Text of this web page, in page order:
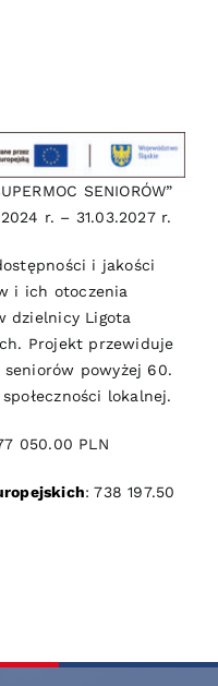
SENIORÓW”
r. – 31.03.2027 r.
i jakości
i ich otoczenia
dzielnicy Ligota
Projekt przewiduje
powyżej 60.
lokalnej.
050.00 PLN
: 738 197.50